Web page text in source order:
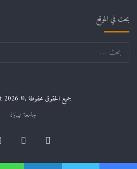
بحث في الموقع
جميع الحقوق محفوظة ,© Copyright 2026
جامعة تيبازة
فيسبوك لينكدإن